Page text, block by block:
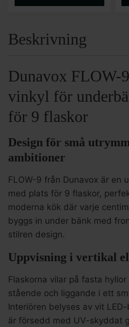
Beskrivning
Dunavox FLOW-
vinkyl för
för 9 flaskor
Design för små
ambitioner
FLOW-9 från Dunavox är en
med plats för 9 flaskor,
moderna kök där varje
byggs in under bänk med
stilren design.
Uppvisning i vertikal
Flaskorna vilar på fasta
stående och liggande i ett
Interiören belyses av vit
är försedd med UV-skyddat